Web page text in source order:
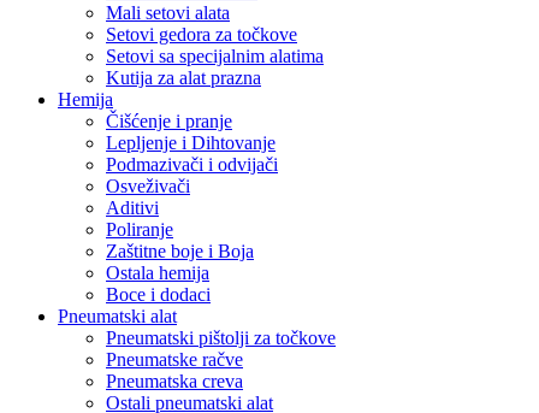
Mali setovi alata
Setovi gedora za točkove
Setovi sa specijalnim alatima
Kutija za alat prazna
Hemija
Čišćenje i pranje
Lepljenje i Dihtovanje
Podmazivači i odvijači
Osveživači
Aditivi
Poliranje
Zaštitne boje i Boja
Ostala hemija
Boce i dodaci
Pneumatski alat
Pneumatski pištolji za točkove
Pneumatske račve
Pneumatska creva
Ostali pneumatski alat